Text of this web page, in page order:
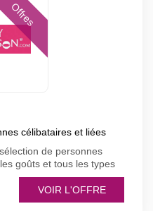
Offres
célibataires et liées
de personnes
goûts et tous les types
VOIR L'OFFRE